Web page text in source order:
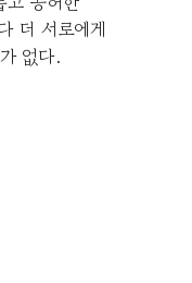
더 서로에게
없다.